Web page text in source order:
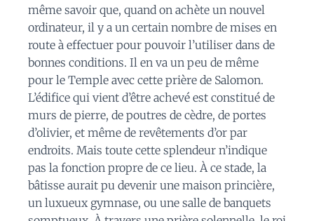
même savoir que, quand on achète un nouvel
ordinateur, il y a un certain nombre de mises en
route à effectuer pour pouvoir l’utiliser dans de
bonnes conditions. Il en va un peu de même
pour le Temple avec cette prière de Salomon.
L’édifice qui vient d’être achevé est constitué de
murs de pierre, de poutres de cèdre, de portes
d’olivier, et même de revêtements d’or par
endroits. Mais toute cette splendeur n’indique
pas la fonction propre de ce lieu. À ce stade, la
bâtisse aurait pu devenir une maison princière,
un luxueux gymnase, ou une salle de banquets